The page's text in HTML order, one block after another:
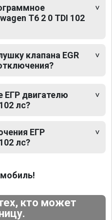
T6 2 0 TDI 102
клапана EGR
ЕГР двигателю
лс?
ЕГР
лс?
кто может